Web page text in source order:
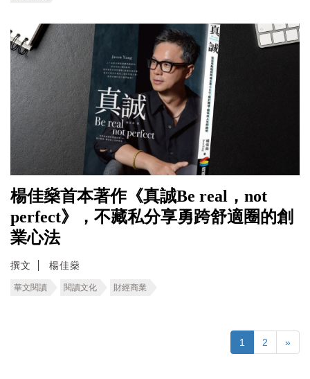
楊佳燊首本著作《真誠Be real，not
perfect》，不藏私分享勇跨舒適圈的創
業心法
撰文 楊佳燊
華文閱讀 閱讀文化 財經商業
1 2 »